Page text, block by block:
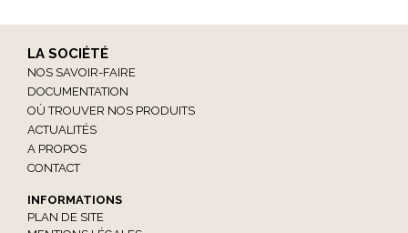
LA SOCIÉTÉ
NOS SAVOIR-FAIRE
DOCUMENTATION
OÙ TROUVER NOS PRODUITS
ACTUALITÉS
A PROPOS
CONTACT
INFORMATIONS
PLAN DE SITE